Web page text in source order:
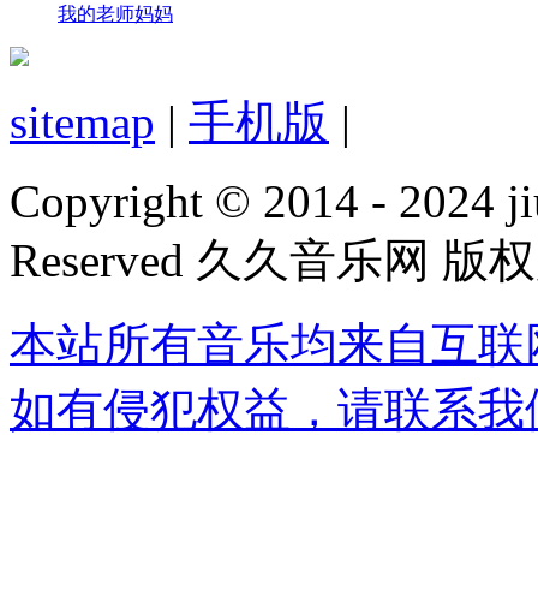
我的老师妈妈
sitemap | 手机版 |
Copyright © 2014 - 2024
Reserved 久久音乐网 版
本站所有音乐均来自互
如有侵犯权益，请联系